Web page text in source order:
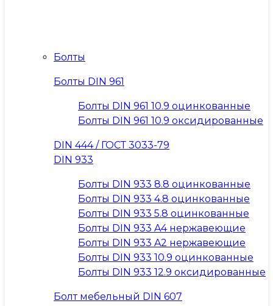
Болты
Болты DIN 961
Болты DIN 961 10.9 оцинкованные
Болты DIN 961 10.9 оксидированные
DIN 444 / ГОСТ 3033-79
DIN 933
Болты DIN 933 8.8 оцинкованные
Болты DIN 933 4.8 оцинкованные
Болты DIN 933 5.8 оцинкованные
Болты DIN 933 A4 нержавеющие
Болты DIN 933 A2 нержавеющие
Болты DIN 933 10.9 оцинкованные
Болты DIN 933 12.9 оксидированные
Болт мебельный DIN 607